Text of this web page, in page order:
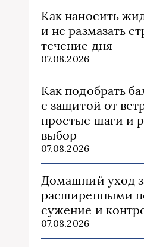
Как наносить
и не размазать
течение дня
07.08.2026
Как подобрать
с защитой от
простые шаги и
выбор
07.08.2026
Домашний уход
расширенными
сужение и
07.08.2026